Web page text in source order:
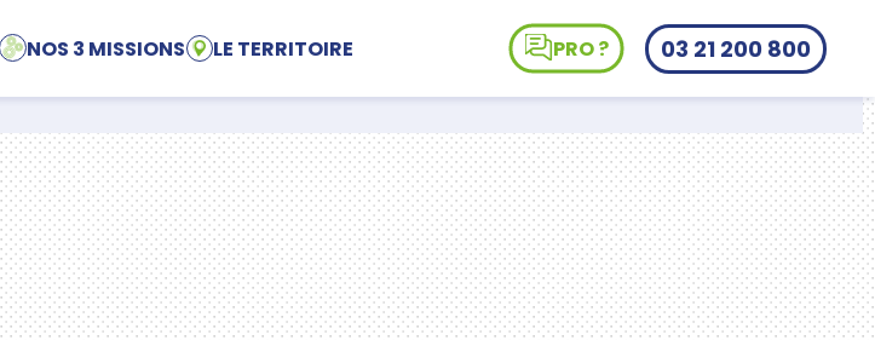
NOS 3 MISSIONS LE TERRITOIRE PRO ? 03 21 200 800